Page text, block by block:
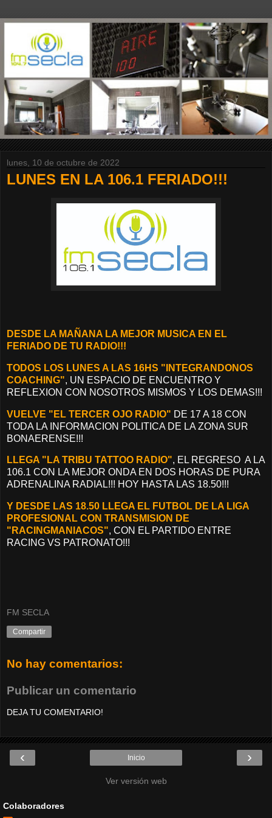
lunes, 10 de octubre de 2022
LUNES EN LA 106.1 FERIADO!!!
DESDE LA MAÑANA LA MEJOR MUSICA EN EL
FERIADO DE TU RADIO!!!
TODOS LOS LUNES A LAS 16HS "INTEGRANDONOS
COACHING", UN ESPACIO DE ENCUENTRO Y
REFLEXION CON NOSOTROS MISMOS Y LOS DEMAS!!!
VUELVE "EL TERCER OJO RADIO" DE 17 A 18 CON
TODA LA INFORMACION POLITICA DE LA ZONA SUR
BONAERENSE!!!
LLEGA "LA TRIBU TATTOO RADIO", EL REGRESO A LA
106.1 CON LA MEJOR ONDA EN DOS HORAS DE PURA
ADRENALINA RADIAL!!! HOY HASTA LAS 18.50!!!
Y DESDE LAS 18.50 LLEGA EL FUTBOL DE LA LIGA
PROFESIONAL CON TRANSMISION DE
"RACINGMANIACOS", CON EL PARTIDO ENTRE
RACING VS PATRONATO!!!
FM SECLA
Compartir
No hay comentarios:
Publicar un comentario
DEJA TU COMENTARIO!
‹ ›
Inicio
Ver versión web
Colaboradores